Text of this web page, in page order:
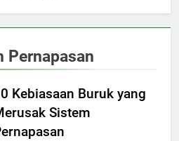
Pernapasan
Kebiasaan Buruk yang
Sistem